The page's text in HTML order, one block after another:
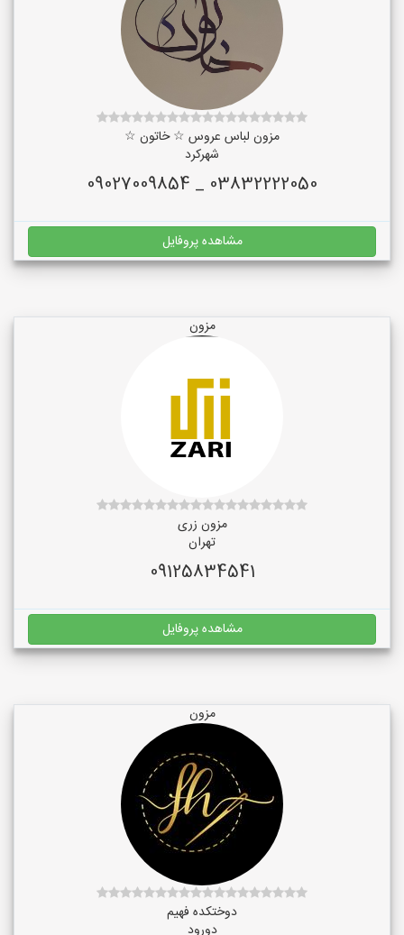
مزون لباس عروس ☆ خاتون ☆
شهرکرد
03832222050 _ 09027009854
مشاهده پروفایل
مزون
مزون زری
تهران
09125834541
مشاهده پروفایل
مزون
دوختکده فهیم
دورود